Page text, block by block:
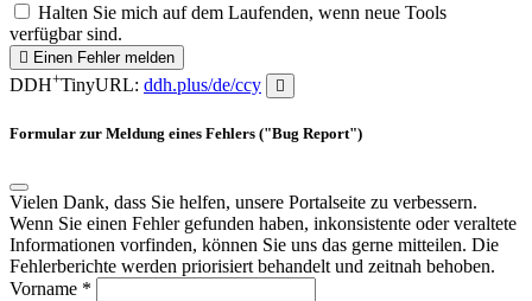
Halten Sie mich auf dem Laufenden, wenn neue Tools
verfügbar sind.
Einen Fehler melden
DDH+TinyURL: ddh.plus/de/ccy
Formular zur Meldung eines Fehlers ("Bug Report")
Vielen Dank, dass Sie helfen, unsere Portalseite zu verbessern.
Wenn Sie einen Fehler gefunden haben, inkonsistente oder veraltete
Informationen vorfinden, können Sie uns das gerne mitteilen. Die
Fehlerberichte werden priorisiert behandelt und zeitnah behoben.
Vorname *